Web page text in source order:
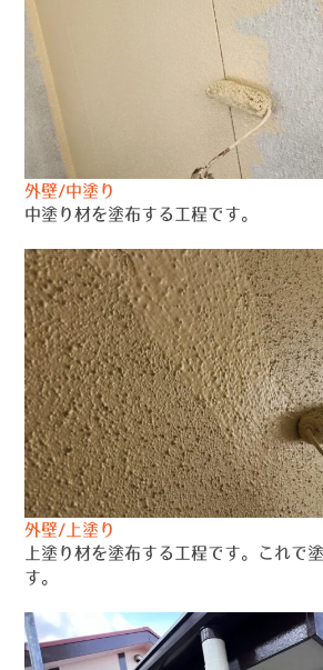
外壁/中塗り
中塗り材を塗布する工程です。
外壁/上塗り
上塗り材を塗布する工程です。これで
す。